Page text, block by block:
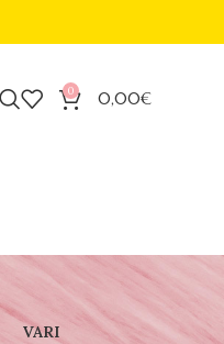
0 0,00€
VARI